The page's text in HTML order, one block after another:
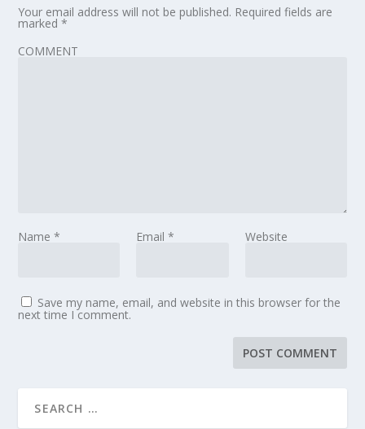
Your email address will not be published. Required fields are
marked*
COMMENT
Name* Email * Website
Save my name, email, and website in this browser for the
next time I comment.